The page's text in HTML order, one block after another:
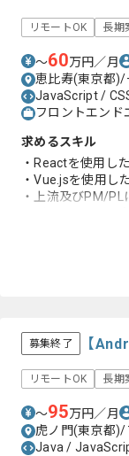
リモートOK 長期
〜60万円／月
恵比寿(東京都)/
JavaScript /
フロントエンド
求めるスキル
・Reactを使用し
・Vue.jsを使用し
・上流及びPM/PL
募集終了 【
リモートOK 長期
〜95万円／月
虎ノ門(東京都)/
Java /